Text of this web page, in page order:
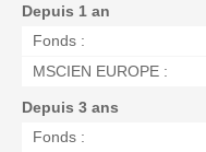
Depuis 1 an
Fonds :
MSCIEN EUROPE :
Depuis 3 ans
Fonds :